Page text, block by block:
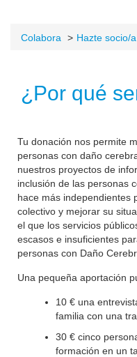
Colabora Hazte socio/a
¿Por qué
Tu donación nos permite
personas con daño
nuestros proyectos de
inclusión de las personas
hace más independientes
colectivo y mejorar su
el que los servicios
escasos e insuficientes
personas con Daño
Una pequeña aportación
10 € una
familia con una
30 € cinco
formación en un